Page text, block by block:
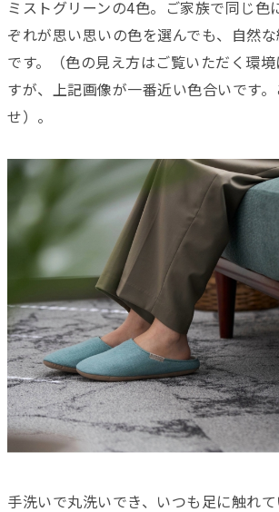
ミストグリーンの4色。ご家族で同じ色
ぞれが思い思いの色を選んでも、自然
です。（色の見え方はご覧いただく環
すが、上記画像が一番近い色合いです
せ）。
手洗いで丸洗いでき、いつも足に触れ